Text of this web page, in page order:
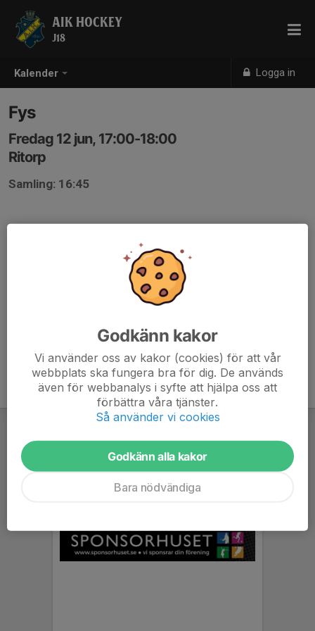
Kalender Logga in
AIK HOCKEY
J18
Fys
Fredag 12 jun, 17:00-18:00
Ritorp
Samling: 16:45
Godkänn kakor
Vi använder oss av kakor (cookies) för att vår
webbplats ska fungera bra för dig. De används
även för webbanalys i syfte att hjälpa oss att
förbättra våra tjänster.
Så använder vi cookies
Godkänn alla kakor
Bara nödvändiga